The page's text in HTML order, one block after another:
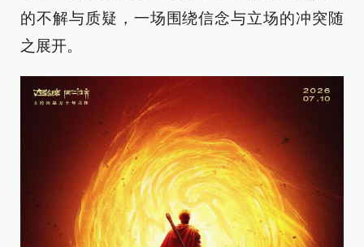
的不解与质疑，一场围绕信念与立场的冲突随
之展开。